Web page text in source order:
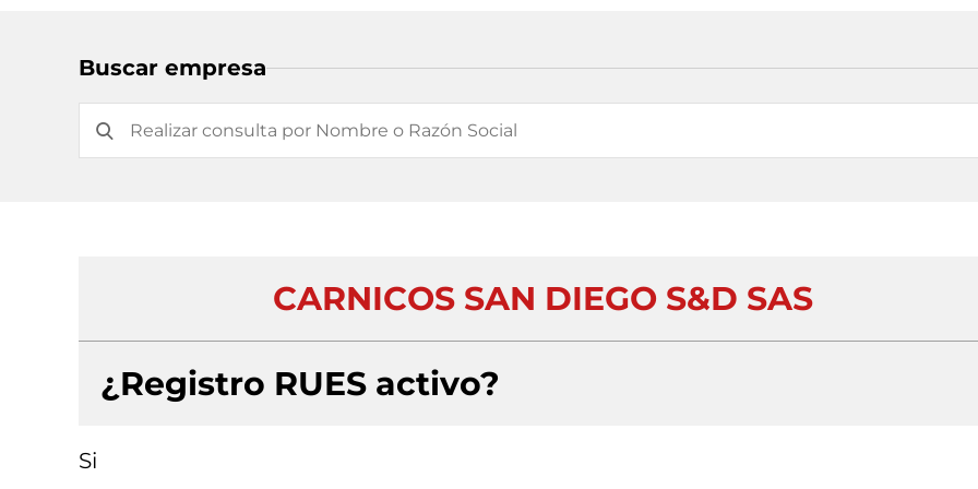
Buscar empresa
CARNICOS SAN DIEGO S&D SAS
¿Registro RUES activo?
Si